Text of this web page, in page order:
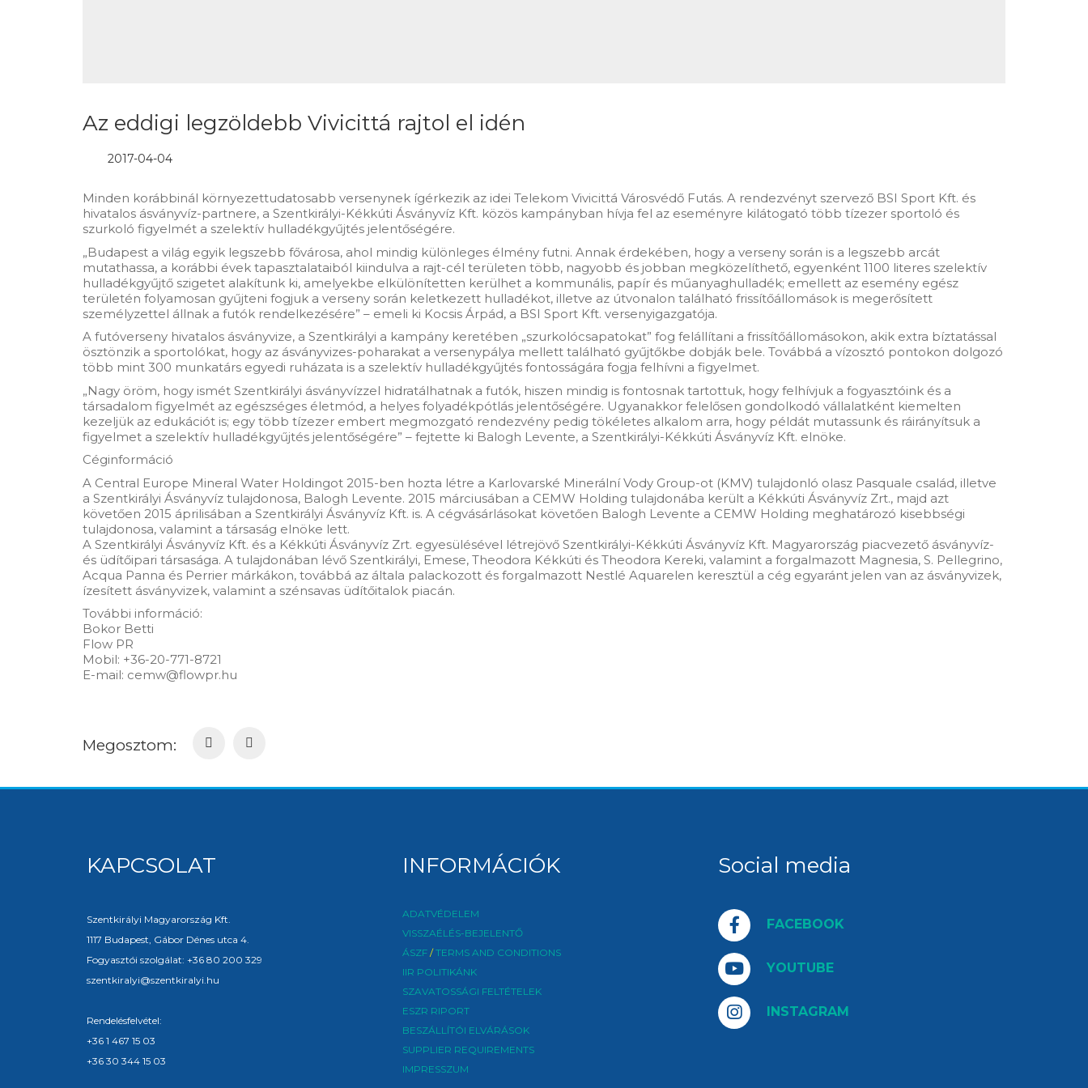
Az eddigi legzöldebb Vivicittá rajtol el idén
2017-04-04
Minden korábbinál környezettudatosabb versenynek ígérkezik az idei Telekom Vivicittá Városvédő Futás. A rendezvényt szervező BSI Sport Kft. és
hivatalos ásványvíz-partnere, a Szentkirályi-Kékkúti Ásványvíz Kft. közös kampányban hívja fel az eseményre kilátogató több tízezer sportoló és
szurkoló figyelmét a szelektív hulladékgyűjtés jelentőségére.
„Budapest a világ egyik legszebb fővárosa, ahol mindig különleges élmény futni. Annak érdekében, hogy a verseny során is a legszebb arcát
mutathassa, a korábbi évek tapasztalataiból kiindulva a rajt-cél területen több, nagyobb és jobban megközelíthető, egyenként 1100 literes szelektív
hulladékgyűjtő szigetet alakítunk ki, amelyekbe elkülönítetten kerülhet a kommunális, papír és műanyaghulladék; emellett az esemény egész
területén folyamosan gyűjteni fogjuk a verseny során keletkezett hulladékot, illetve az útvonalon található frissítőállomások is megerősített
személyzettel állnak a futók rendelkezésére” – emeli ki Kocsis Árpád, a BSI Sport Kft. versenyigazgatója.
A futóverseny hivatalos ásványvize, a Szentkirályi a kampány keretében „szurkolócsapatokat” fog felállítani a frissítőállomásokon, akik extra bíztatással
ösztönzik a sportolókat, hogy az ásványvizes-poharakat a versenypálya mellett található gyűjtőkbe dobják bele. Továbbá a vízosztó pontokon dolgozó
több mint 300 munkatárs egyedi ruházata is a szelektív hulladékgyűjtés fontosságára fogja felhívni a figyelmet.
„Nagy öröm, hogy ismét Szentkirályi ásványvízzel hidratálhatnak a futók, hiszen mindig is fontosnak tartottuk, hogy felhívjuk a fogyasztóink és a
társadalom figyelmét az egészséges életmód, a helyes folyadékpótlás jelentőségére. Ugyanakkor felelősen gondolkodó vállalatként kiemelten
kezeljük az edukációt is; egy több tízezer embert megmozgató rendezvény pedig tökéletes alkalom arra, hogy példát mutassunk és ráirányítsuk a
figyelmet a szelektív hulladékgyűjtés jelentőségére” – fejtette ki Balogh Levente, a Szentkirályi-Kékkúti Ásványvíz Kft. elnöke.
Céginformáció
A Central Europe Mineral Water Holdingot 2015-ben hozta létre a Karlovarské Minerální Vody Group-ot (KMV) tulajdonló olasz Pasquale család, illetve
a Szentkirályi Ásványvíz tulajdonosa, Balogh Levente. 2015 márciusában a CEMW Holding tulajdonába került a Kékkúti Ásványvíz Zrt., majd azt
követően 2015 áprilisában a Szentkirályi Ásványvíz Kft. is. A cégvásárlásokat követően Balogh Levente a CEMW Holding meghatározó kisebbségi
tulajdonosa, valamint a társaság elnöke lett.
A Szentkirályi Ásványvíz Kft. és a Kékkúti Ásványvíz Zrt. egyesülésével létrejövő Szentkirályi-Kékkúti Ásványvíz Kft. Magyarország piacvezető ásványvíz-
és üdítőipari társasága. A tulajdonában lévő Szentkirályi, Emese, Theodora Kékkúti és Theodora Kereki, valamint a forgalmazott Magnesia, S. Pellegrino,
Acqua Panna és Perrier márkákon, továbbá az általa palackozott és forgalmazott Nestlé Aquarelen keresztül a cég egyaránt jelen van az ásványvizek,
ízesített ásványvizek, valamint a szénsavas üdítőitalok piacán.
További információ:
Bokor Betti
Flow PR
Mobil: +36-20-771-8721
E-mail: cemw@flowpr.hu
Megosztom:
KAPCSOLAT
Szentkirályi Magyarország Kft.
1117 Budapest, Gábor Dénes utca 4.
Fogyasztói szolgálat: +36 80 200 329
szentkiralyi@szentkiralyi.hu
Rendelésfelvétel:
+36 1 467 15 03
+36 30 344 15 03
INFORMÁCIÓK
ADATVÉDELEM
VISSZAÉLÉS-BEJELENTŐ
ÁSZF /TERMS AND CONDITIONS
IIR POLITIKÁNK
SZAVATOSSÁGI FELTÉTELEK
ESZR RIPORT
BESZÁLLÍTÓI ELVÁRÁSOK
SUPPLIER REQUIREMENTS
IMPRESSZUM
Social media
FACEBOOK
YOUTUBE
INSTAGRAM